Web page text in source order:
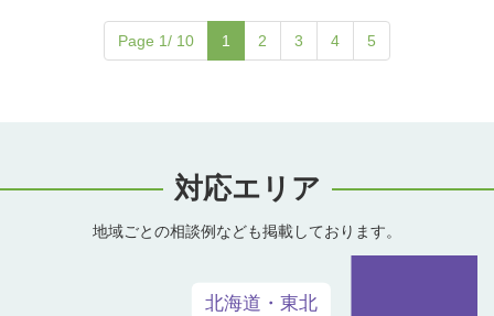
Page 1/ 10 1 2 3 4 5
対応エリア
地域ごとの相談例なども掲載しております。